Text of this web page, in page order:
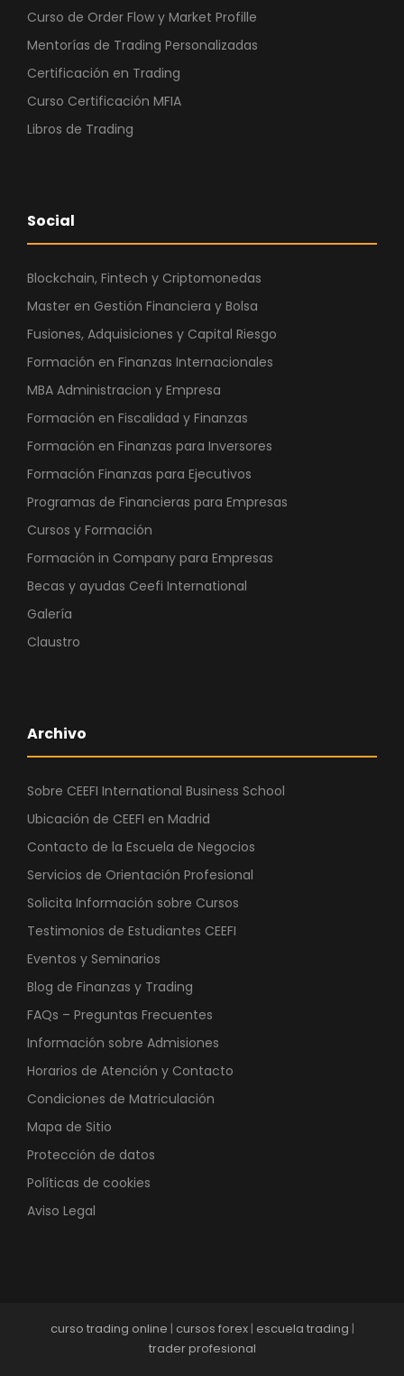
Curso de Order Flow y Market Profille
Mentorías de Trading Personalizadas
Certificación en Trading
Curso Certificación MFIA
Libros de Trading
Social
Blockchain, Fintech y Criptomonedas
Master en Gestión Financiera y Bolsa
Fusiones, Adquisiciones y Capital Riesgo
Formación en Finanzas Internacionales
MBA Administracion y Empresa
Formación en Fiscalidad y Finanzas
Formación en Finanzas para Inversores
Formación Finanzas para Ejecutivos
Programas de Financieras para Empresas
Cursos y Formación
Formación in Company para Empresas
Becas y ayudas Ceefi International
Galería
Claustro
Archivo
Sobre CEEFI International Business School
Ubicación de CEEFI en Madrid
Contacto de la Escuela de Negocios
Servicios de Orientación Profesional
Solicita Información sobre Cursos
Testimonios de Estudiantes CEEFI
Eventos y Seminarios
Blog de Finanzas y Trading
FAQs – Preguntas Frecuentes
Información sobre Admisiones
Horarios de Atención y Contacto
Condiciones de Matriculación
Mapa de Sitio
Protección de datos
Políticas de cookies
Aviso Legal
curso trading online | cursos forex| escuela trading |
trader profesional